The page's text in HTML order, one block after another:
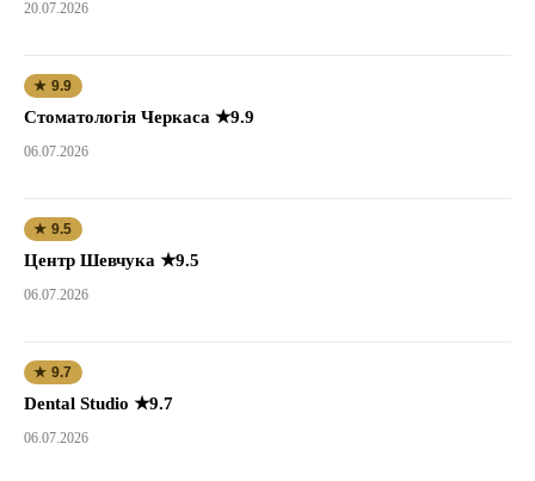
20.07.2026
★ 9.9
Стоматологія Черкаса ★9.9
06.07.2026
★ 9.5
Центр Шевчука ★9.5
06.07.2026
★ 9.7
Dental Studio ★9.7
06.07.2026